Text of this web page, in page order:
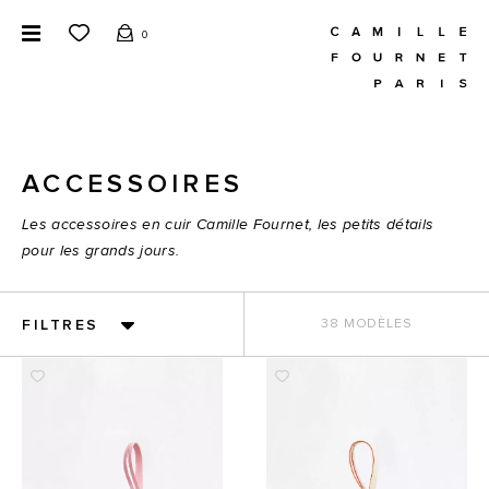
0
ACCESSOIRES
Les accessoires en cuir Camille Fournet, les petits détails
pour les grands jours.
FILTRES 38 MODÈLES